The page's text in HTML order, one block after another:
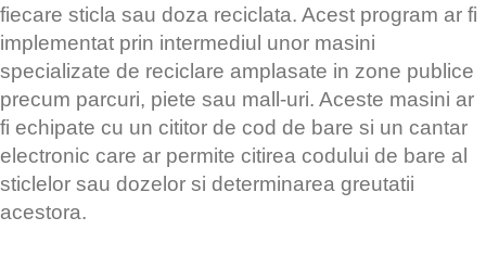
fiecare sticla sau doza reciclata. Acest program ar fi
implementat prin intermediul unor masini
specializate de reciclare amplasate in zone publice
precum parcuri, piete sau mall-uri. Aceste masini ar
fi echipate cu un cititor de cod de bare si un cantar
electronic care ar permite citirea codului de bare al
sticlelor sau dozelor si determinarea greutatii
acestora.